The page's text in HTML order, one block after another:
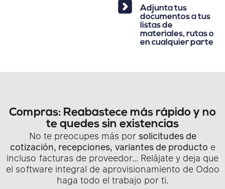
Adjunta tus
documentos a tus
listas de
materiales, rutas o
en cualquier parte
Compras: Reabastece más rápido y no
te quedes sin existencias
No te preocupes más por solicitudes de
cotización, recepciones, variantes de producto e
incluso facturas de proveedor… Relájate y deja que
el software integral de aprovisionamiento de Odoo
haga todo el trabajo por ti.